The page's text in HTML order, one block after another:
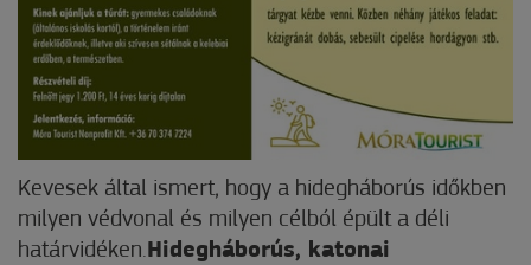
Kevesek által ismert, hogy a hidegháborús időkben
milyen védvonal és milyen célból épült a déli
határvidéken.Hidegháborús, katonai